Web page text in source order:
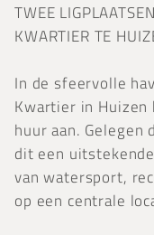
TWEE
KWARTIER TE
In de sfeervolle
Kwartier in
huur aan.
dit een
van watersport,
op een centrale